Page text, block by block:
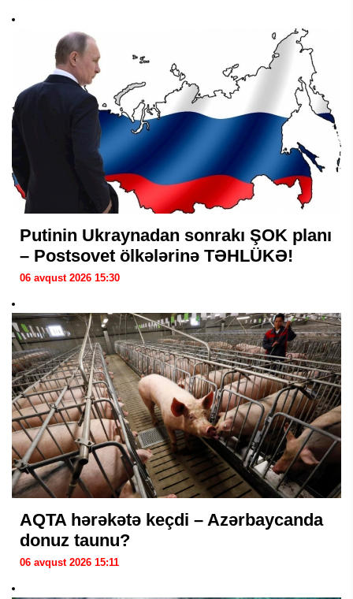
Putinin Ukraynadan sonrakı ŞOK planı
– Postsovet ölkələrinə TƏHLÜKƏ!
06 avqust 2026 15:30
AQTA hərəkətə keçdi – Azərbaycanda
donuz taunu?
06 avqust 2026 15:11